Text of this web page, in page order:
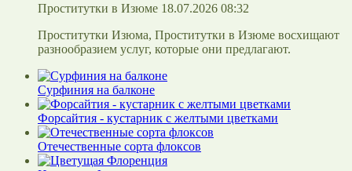
Проститутки в Изюме 18.07.2026 08:32
Проститутки Изюма, Проститутки в Изюме восхищают
разнообразием услуг, которые они предлагают.
Сурфиния на балконе
Форсайтия - кустарник с желтыми цветками
Отечественные сорта флоксов